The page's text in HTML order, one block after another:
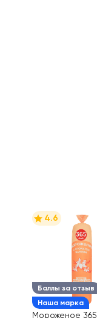
Баллы за отзыв
Наша марка
4.6
Мороженое 365